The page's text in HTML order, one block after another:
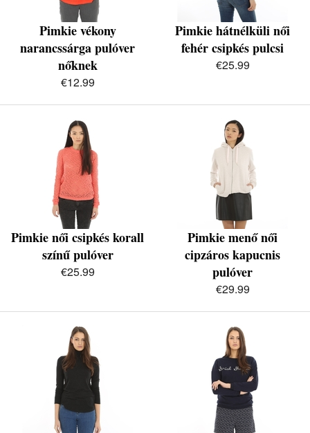
Pimkie vékony
narancssárga pulóver
nőknek
€12.99
Pimkie hátnélküli női
fehér csipkés pulcsi
€25.99
Pimkie női csipkés korall
színű pulóver
€25.99
Pimkie menő női
cipzáros kapucnis
pulóver
€29.99